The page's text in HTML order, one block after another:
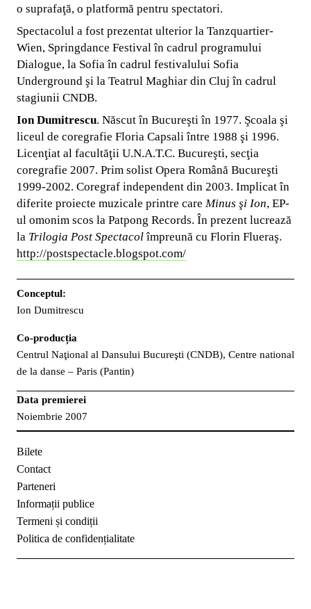
o suprafaţă, o platformă pentru spectatori.
Spectacolul a fost prezentat ulterior la Tanzquartier-
Wien, Springdance Festival în cadrul programului
Dialogue, la Sofia în cadrul festivalului Sofia
Underground şi la Teatrul Maghiar din Cluj în cadrul
stagiunii CNDB.
Ion Dumitrescu. Născut în Bucureşti în 1977. Şcoala şi
liceul de coregrafie Floria Capsali între 1988 şi 1996.
Licenţiat al facultăţii U.N.A.T.C. Bucureşti, secţia
coregrafie 2007. Prim solist Opera Română Bucureşti
1999-2002. Coregraf independent din 2003. Implicat în
diferite proiecte muzicale printre care Minus şi Ion, EP-
ul omonim scos la Patpong Records. În prezent lucrează
la Trilogia Post Spectacolîmpreună cu Florin Flueraş.
http://postspectacle.blogspot.com/
Conceptul:
Ion Dumitrescu
Co-producția
Centrul Naţional al Dansului Bucureşti (CNDB), Centre national
de la danse – Paris (Pantin)
Data premierei
Noiembrie 2007
Bilete
Contact
Parteneri
Informații publice
Termeni și condiții
Politica de confidențialitate